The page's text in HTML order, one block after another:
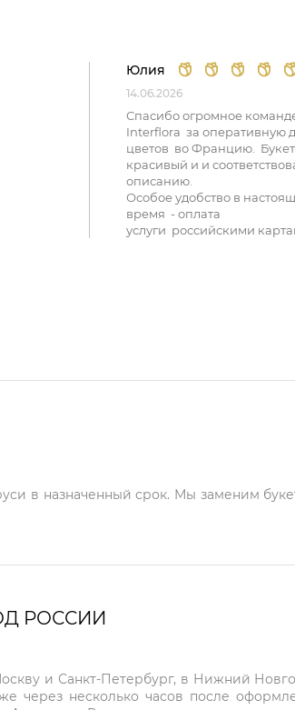
Юлия
14.06.2026
Спасибо огромное
Interflora за оперативную
цветов во Францию.
красивый и и
описанию.
Особое удобство в
время - оплата
услуги российскими
в назначенный срок. Мы заменим
РОССИИ
и Санкт-Петербург, в Нижний
через несколько часов после